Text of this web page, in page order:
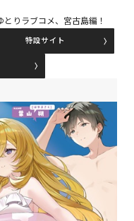
りラブコメ、宮古島編！
特設サイト